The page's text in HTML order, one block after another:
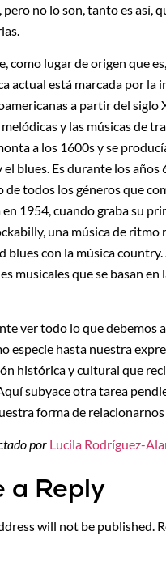
pero no lo son, tanto es así,
como lugar de origen que
actual está marcada por
a partir del siglo
melódicas y las músicas de
a los 1600s y se
el blues. Es durante los
de todos los géneros que
en 1954, cuando graba su
una música de
blues con la música
musicales que se basan
ver todo lo que debemos
especie hasta nuestra
histórica y cultural que
subyace otra tarea
forma de
por Lucila Rodríguez-
a Reply
will not be published.